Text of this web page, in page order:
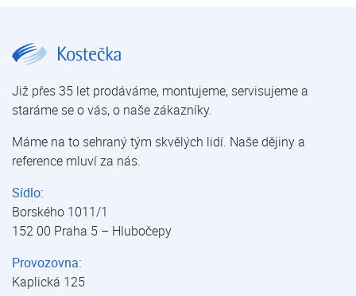
Již přes 35 let prodáváme, montujeme, servisujeme a
staráme se o vás, o naše zákazníky.
Máme na to sehraný tým skvělých lidí. Naše dějiny a
reference mluví za nás.
Sídlo:
Borského 1011/1
152 00 Praha 5 – Hlubočepy
Provozovna:
Kaplická 125